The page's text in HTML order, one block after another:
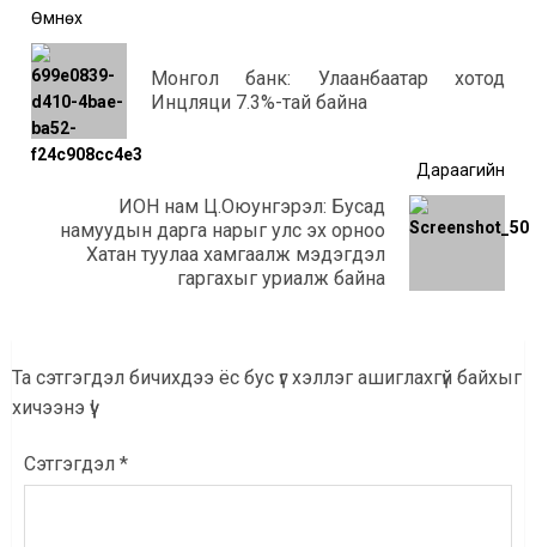
Post
navigation
Өмнөх
Монгол банк: Улаанбаатар хотод
Инцляци 7.3%-тай байна
Дараагийн
Дараагийн
ИОН нам Ц.Оюунгэрэл: Бусад
намуудын дарга нарыг улс эх орноо
Хатан туулаа хамгаалж мэдэгдэл
гаргахыг уриалж байна
Та сэтгэгдэл бичихдээ ёс бус үг хэллэг ашиглахгүй байхыг
хичээнэ үү!
Сэтгэгдэл *